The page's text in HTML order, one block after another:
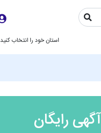
استان خود را انتخاب کنید
رایگان